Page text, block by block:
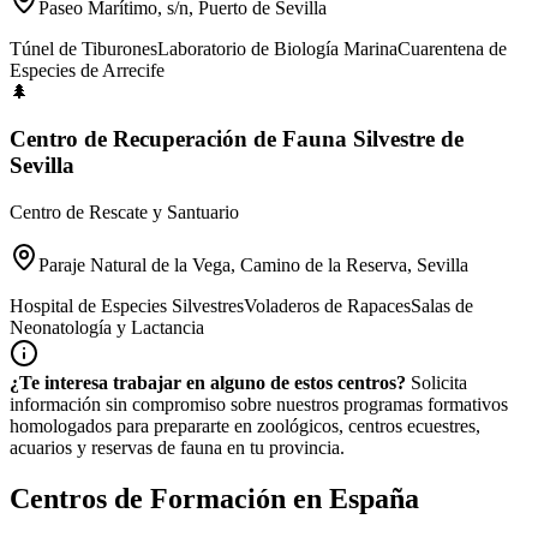
Paseo Marítimo, s/n, Puerto de Sevilla
Túnel de TiburonesLaboratorio de Biología MarinaCuarentena de
Especies de Arrecife
🌲
Centro de Recuperación de Fauna Silvestre de
Sevilla
Centro de Rescate y Santuario
Paraje Natural de la Vega, Camino de la Reserva, Sevilla
Hospital de Especies SilvestresVoladeros de RapacesSalas de
Neonatología y Lactancia
¿Te interesa trabajar en alguno de estos centros? Solicita
información sin compromiso sobre nuestros programas formativos
homologados para prepararte en zoológicos, centros ecuestres,
acuarios y reservas de fauna en tu provincia.
Centros de Formación en España